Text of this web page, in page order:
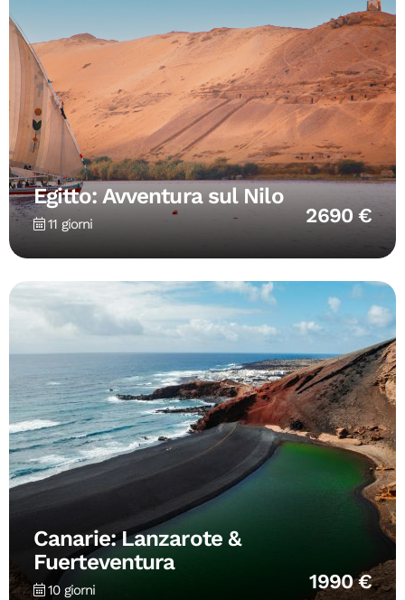
Egitto: Avventura sul Nilo
11 giorni 2690 €
Canarie: Lanzarote &
Fuerteventura
10 giorni 1990 €